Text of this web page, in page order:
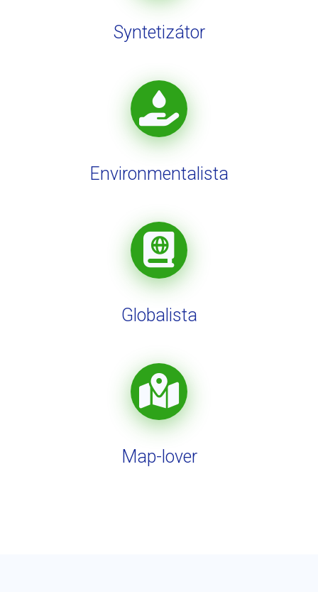
Syntetizátor
Environmentalista
Globalista
Map-lover